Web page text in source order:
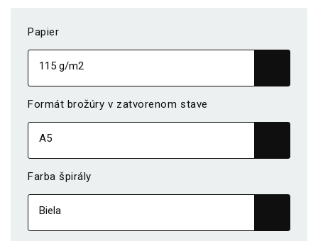
Papier
Formát brožúry v zatvorenom stave
Farba špirály